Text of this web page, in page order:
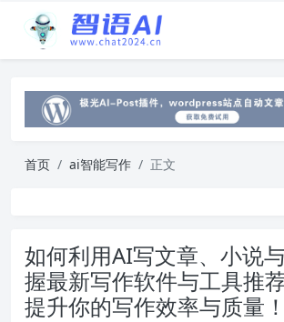
首页 ai智能写作 正文
如何利用AI写文章、小说
握最新写作软件与工具推
提升你的写作效率与质量！